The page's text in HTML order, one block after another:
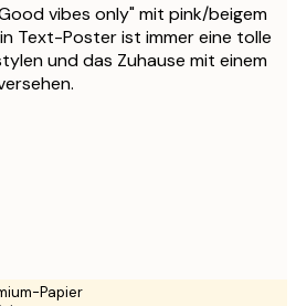
vibes only" mit pink/beigem
Text-Poster ist immer eine tolle
und das Zuhause mit einem
Papier